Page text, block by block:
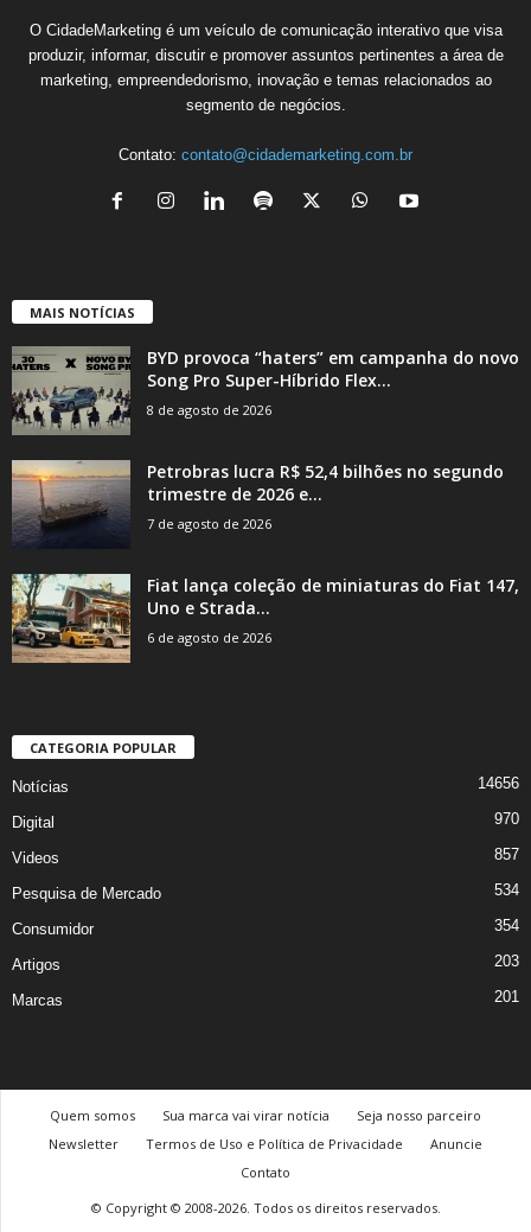
O CidadeMarketing é um veículo de comunicação interativo que visa
produzir, informar, discutir e promover assuntos pertinentes a área de
marketing, empreendedorismo, inovação e temas relacionados ao
segmento de negócios.
Contato: contato@cidademarketing.com.br
MAIS NOTÍCIAS
BYD provoca “haters” em campanha do novo
Song Pro Super-Híbrido Flex...
8 de agosto de 2026
Petrobras lucra R$ 52,4 bilhões no segundo
trimestre de 2026 e...
7 de agosto de 2026
Fiat lança coleção de miniaturas do Fiat 147,
Uno e Strada...
6 de agosto de 2026
CATEGORIA POPULAR
Notícias 14656
Digital 970
Videos 857
Pesquisa de Mercado 534
Consumidor 354
Artigos 203
Marcas 201
Quem somos Sua marca vai virar notícia
Seja nosso parceiro
Newsletter
Termos de Uso e Política de Privacidade
Anuncie
Contato
© Copyright © 2008-2026. Todos os direitos reservados.